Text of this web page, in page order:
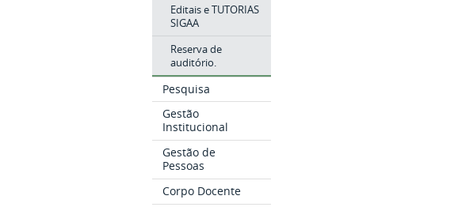
Editais e TUTORIAS
SIGAA
Reserva de
auditório.
Pesquisa
Gestão
Institucional
Gestão de
Pessoas
Corpo Docente